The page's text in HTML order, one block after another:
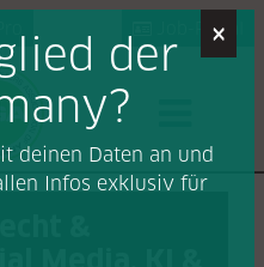
Job-Portal
&
×
der
deinen Daten an und
Infos exklusiv für